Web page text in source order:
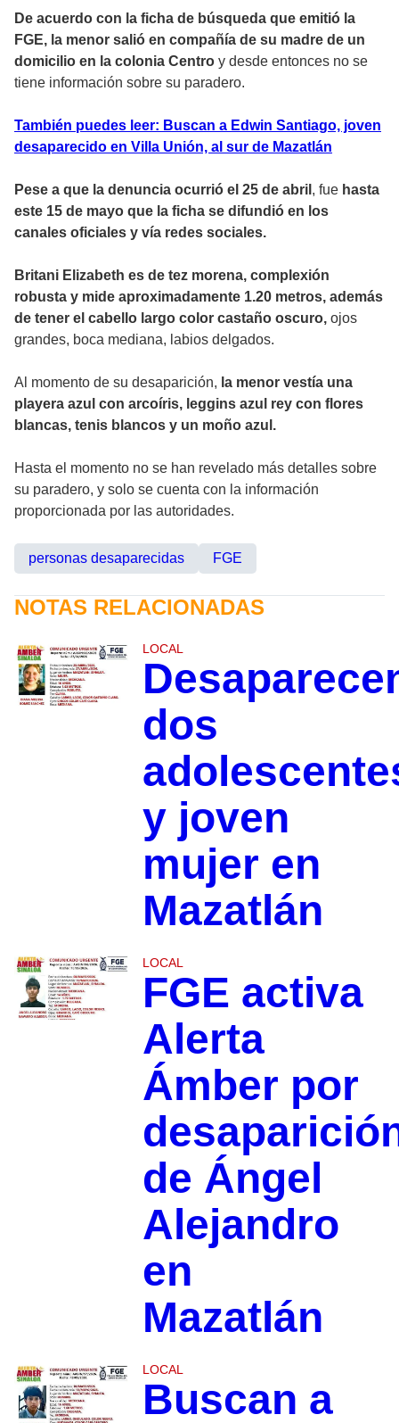
De acuerdo con la ficha de búsqueda que emitió la
FGE, la menor salió en compañía de su madre de un
domicilio en la colonia Centro y desde entonces no se
tiene información sobre su paradero.
También puedes leer: Buscan a Edwin Santiago, joven
desaparecido en Villa Unión, al sur de Mazatlán
Pese a que la denuncia ocurrió el 25 de abril , fue hasta
este 15 de mayo que la ficha se difundió en los
canales oficiales y vía redes sociales.
Britani Elizabeth es de tez morena, complexión
robusta y mide aproximadamente 1.20 metros, además
de tener el cabello largo color castaño oscuro, ojos
grandes, boca mediana, labios delgados.
Al momento de su desaparición, la menor vestía una
playera azul con arcoíris, leggins azul rey con flores
blancas, tenis blancos y un moño azul.
Hasta el momento no se han revelado más detalles sobre
su paradero, y solo se cuenta con la información
proporcionada por las autoridades.
personas desaparecidas FGE
NOTAS RELACIONADAS
LOCAL
dos
y joven
mujer en
Mazatlán
LOCAL
FGE activa
Alerta
Ámber por
de Ángel
Alejandro
en
Mazatlán
LOCAL
Buscan a